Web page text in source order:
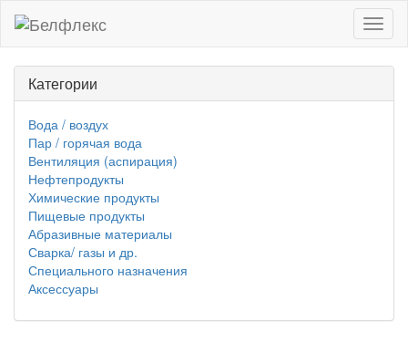
Категории
Вода / воздух
Пар / горячая вода
Вентиляция (аспирация)
Нефтепродукты
Химические продукты
Пищевые продукты
Абразивные материалы
Сварка/ газы и др.
Специального назначения
Аксессуары